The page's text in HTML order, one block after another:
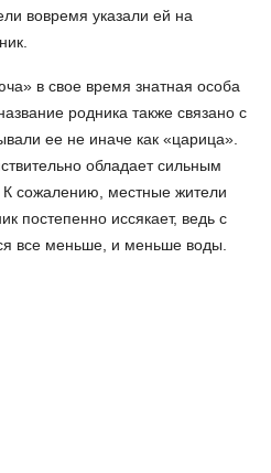
вовремя указали ей на
в свое время знатная особа
родника также связано с
ее не иначе как «царица».
обладает сильным
сожалению, местные жители
постепенно иссякает, ведь с
все меньше, и меньше воды.